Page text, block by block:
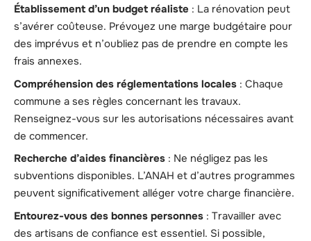
Établissement d’un budget réaliste : La rénovation peut
s’avérer coûteuse. Prévoyez une marge budgétaire pour
des imprévus et n’oubliez pas de prendre en compte les
frais annexes.
Compréhension des réglementations locales : Chaque
commune a ses règles concernant les travaux.
Renseignez-vous sur les autorisations nécessaires avant
de commencer.
Recherche d’aides financières : Ne négligez pas les
subventions disponibles. L’ANAH et d’autres programmes
peuvent significativement alléger votre charge financière.
Entourez-vous des bonnes personnes : Travailler avec
des artisans de confiance est essentiel. Si possible,